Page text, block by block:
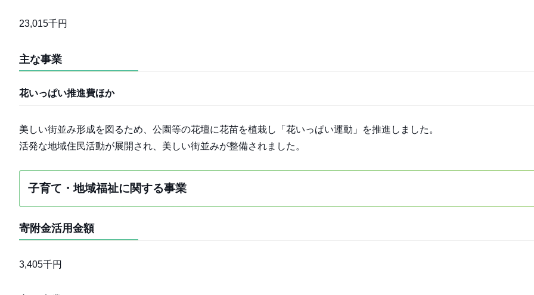
23,015千円
主な事業
花いっぱい推進費ほか
美しい街並み形成を図るため、公園等の花壇に花苗を植栽し「花いっぱい運動」を推進しました。
活発な地域住民活動が展開され、美しい街並みが整備されました。
子育て・地域福祉に関する事業
寄附金活用金額
3,405千円